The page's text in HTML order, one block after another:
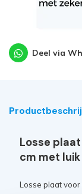
Deel via
Losse
cm met
Losse plaat